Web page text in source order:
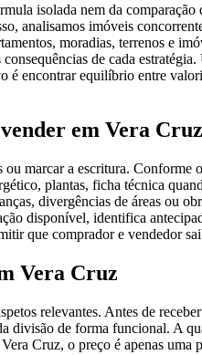
isolada nem da
analisamos imóveis
moradias, terrenos e
de cada
é encontrar equilíbrio entre
em Vera Cruz
marcar a escritura.
plantas, ficha técnica
divergências de áreas ou
disponível, identifica
que comprador e vendedor
Vera Cruz
relevantes. Antes de
divisão de forma funcional.
Cruz, o preço é apenas